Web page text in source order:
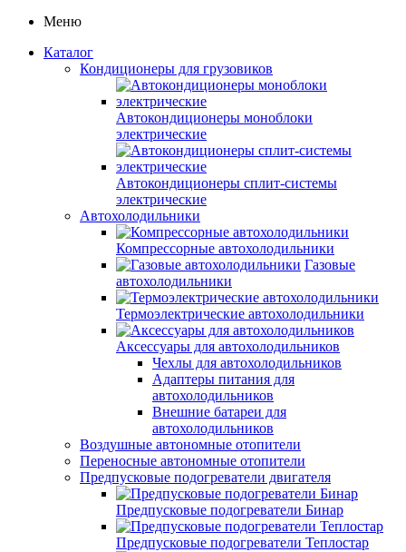
Меню
Каталог
Кондиционеры для грузовиков
Автокондиционеры моноблоки
электрические
Автокондиционеры сплит-системы
электрические
Автохолодильники
Компрессорные автохолодильники
Газовые
автохолодильники
Термоэлектрические автохолодильники
Аксессуары для автохолодильников
Чехлы для автохолодильников
Адаптеры питания для
автохолодильников
Внешние батареи для
автохолодильников
Воздушные автономные отопители
Переносные автономные отопители
Предпусковые подогреватели двигателя
Предпусковые подогреватели Бинар
Предпусковые подогреватели Теплостар